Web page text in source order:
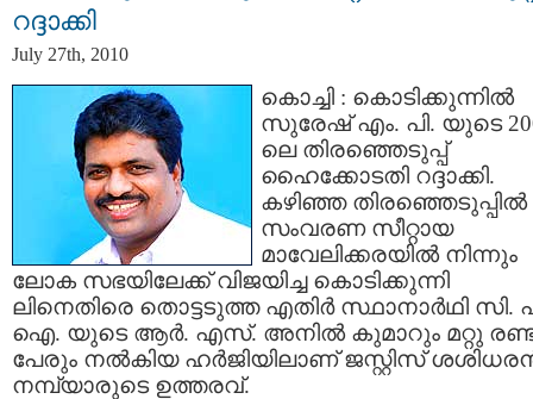
റദ്ദാക്കി
July 27th, 2010
കൊച്ചി : കൊടിക്കുന്നില്‍
സുരേഷ് എം. പി. യുടെ
ലെ തിരഞ്ഞെടുപ്പ്
ഹൈക്കോടതി റദ്ദാക്കി.
കഴിഞ്ഞ തിരഞ്ഞെടുപ്പില്‍
സംവരണ സീറ്റായ
മാവേലിക്കരയില്‍ നിന്നും
ലോക സഭയിലേക്ക് വിജയിച്ച കൊടിക്കുന്നി
ലിനെതിരെ തൊട്ടടുത്ത എതിര്‍ സ്ഥാനാര്‍ഥി സി.
ഐ. യുടെ ആര്‍. എസ്. അനില്‍ കുമാറും മറ്റു
പേരും നല്‍കിയ ഹര്‍ജിയിലാണ് ജസ്റ്റിസ്
നമ്പ്യാരുടെ ഉത്തരവ്.